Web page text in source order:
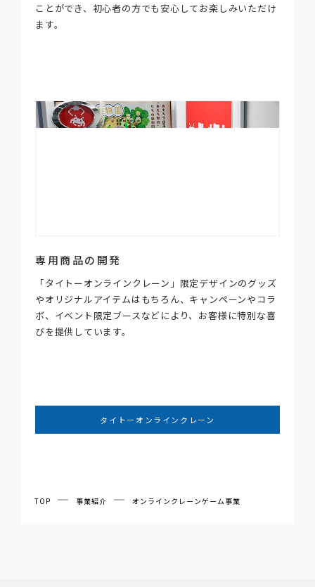
ことができ、初心者の方でも安心してお楽しみいただけ
ます。
専用商品の開発
「タイトーオンラインクレーン」限定デザインのグッズ
やオリジナルアイテムはもちろん、キャンペーンやコラ
ボ、イベント限定ブースなどにより、お客様に特別な喜
びを提供しています。
タイトーオンラインクレーン
TOP 事業紹介 オンラインクレーンゲーム事業